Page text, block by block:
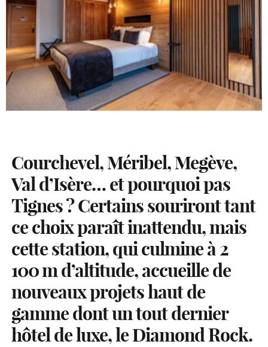
Courchevel, Méribel, Megève,
Val d’Isère… et pourquoi pas
Tignes ? Certains souriront tant
ce choix paraît inattendu, mais
cette station, qui culmine à 2
100 m d’altitude, accueille de
nouveaux projets haut de
gamme dont un tout dernier
hôtel de luxe, le Diamond Rock.